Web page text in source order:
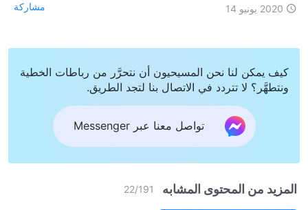
2020 يونيو 14 مشاركة
كيف يمكن لنا نحن المسيحيون أن نتحرَّر من رباطات الخطية
ونتطهَّر؟ لا تتردد في الاتصال بنا لتجد الطريق.
تواصل معنا عبر Messenger
المزيد من المحتوى المشابه 22/191